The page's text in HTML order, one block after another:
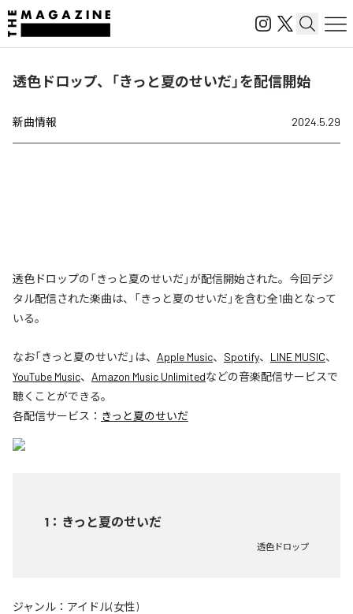
透色ドロップ、「きっと夏のせいだ」を配信開始
新曲情報 2024.5.29
透色ドロップの「きっと夏のせいだ」が配信開始された。今回デジ
タル配信された楽曲は、「きっと夏のせいだ」を含む全1曲となって
いる。
なお「きっと夏のせいだ 」は、 Apple Music、 Spotify、 LINE MUSIC、
YouTube Music、 Amazon Music Unlimitedなどの音楽配信サービスで
聴くことができる。
各配信サービス： きっと夏のせいだ
1 ： きっと夏のせいだ
透色ドロップ
ジャンル： アイドル(女性)